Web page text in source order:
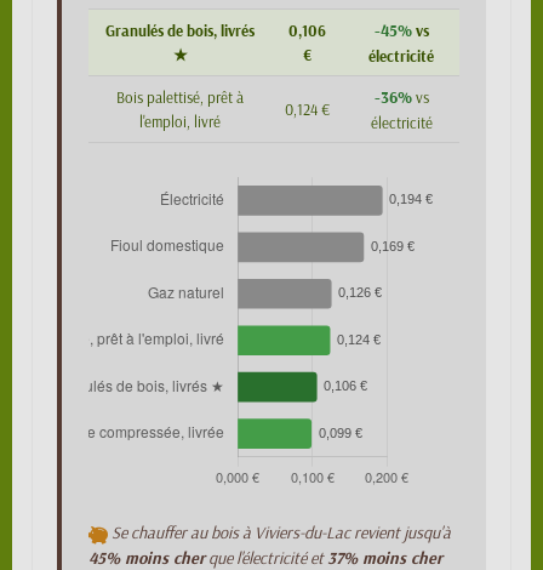
Granulés de bois, livrés
★
0,106
€
-45%vs
électricité
Bois palettisé, prêt à
l'emploi, livré
0,124 €
-36%vs
électricité
Se chauffer au bois à Viviers-du-Lac revient jusqu'à
45% moins cherque l'électricité et37% moins cher